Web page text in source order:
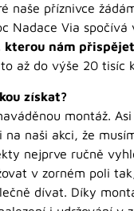
naše příznivce
Nadace Via spočívá
kterou nám
až do výše 20 tisíc
získat?
montáž.
na naši akci, že
nejprve ručně
v zorném poli
dívat. Díky